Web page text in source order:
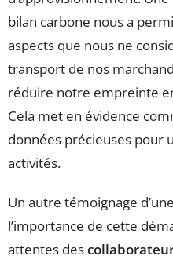
bilan carbone nous a
aspects que nous ne
transport de nos
réduire notre empreinte
Cela met en évidence
données précieuses pour
activités.
Un autre témoignage
l’importance de cette
attentes des